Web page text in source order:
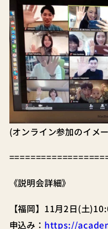
(オンライン参加のイメ
《説明会詳細》
【福岡】11月2日(土
申込み： https://